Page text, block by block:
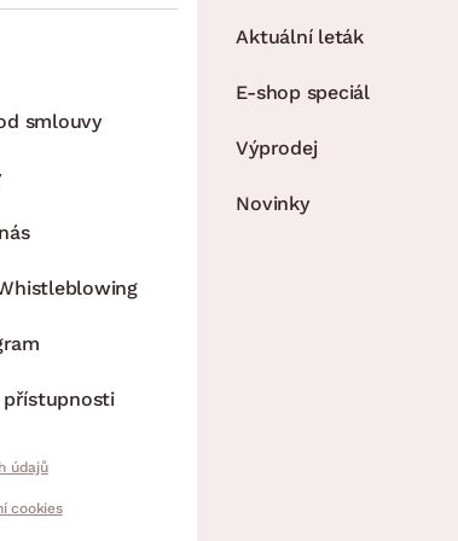
smlouvy
přístupnosti
údajů
cookies
Aktuální leták
E-shop speciál
Výprodej
Novinky